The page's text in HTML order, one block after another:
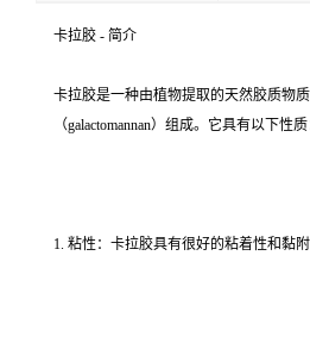
卡拉胶 - 简介
卡拉胶是一种由植物提取的天然胶质物
（galactomannan）组成。它具有以下性质
1. 粘性：卡拉胶具有很好的粘着性和黏